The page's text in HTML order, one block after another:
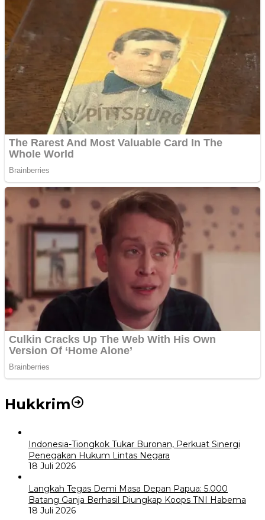
Hukkrim
Indonesia-Tiongkok Tukar Buronan, Perkuat Sinergi
Penegakan Hukum Lintas Negara
18 Juli 2026
Langkah Tegas Demi Masa Depan Papua: 5.000
Batang Ganja Berhasil Diungkap Koops TNI Habema
18 Juli 2026